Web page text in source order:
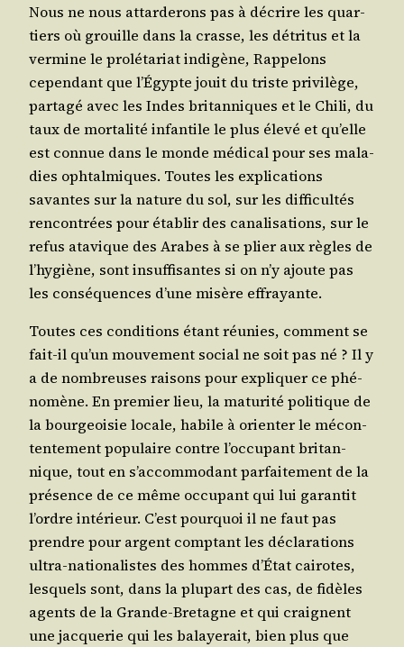
Nous ne nous attar­de­rons pas à décrire les quar­
tiers où grouille dans la crasse, les détri­tus et la
ver­mine le pro­lé­ta­riat indi­gène, Rap­pe­lons
cepen­dant que l’É­gypte jouit du triste pri­vi­lège,
par­ta­gé avec les Indes bri­tan­niques et le Chi­li, du
taux de mor­ta­li­té infan­tile le plus éle­vé et qu’elle
est connue dans le monde médi­cal pour ses mala­
dies oph­tal­miques. Toutes les expli­ca­tions
savantes sur la nature du sol, sur les dif­fi­cul­tés
ren­con­trées pour éta­blir des cana­li­sa­tions, sur le
refus ata­vique des Arabes à se plier aux règles de
l’hy­giène, sont insuf­fi­santes si on n’y ajoute pas
les consé­quences d’une misère effrayante.
Toutes ces condi­tions étant réunies, com­ment se
fait-il qu’un mou­ve­ment social ne soit pas né ? Il y
a de nom­breuses rai­sons pour expli­quer ce phé­
no­mène. En pre­mier lieu, la matu­ri­té poli­tique de
la bour­geoi­sie locale, habile à orien­ter le mécon­
ten­te­ment popu­laire contre l’oc­cu­pant bri­tan­
nique, tout en s’ac­com­mo­dant par­fai­te­ment de la
pré­sence de ce même occu­pant qui lui garan­tit
l’ordre inté­rieur. C’est pour­quoi il ne faut pas
prendre pour argent comp­tant les décla­ra­tions
ultra-natio­na­listes des hommes d’É­tat cai­rotes,
les­quels sont, dans la plu­part des cas, de fidèles
agents de la Grande-Bre­tagne et qui craignent
une jac­que­rie qui les balaye­rait, bien plus que